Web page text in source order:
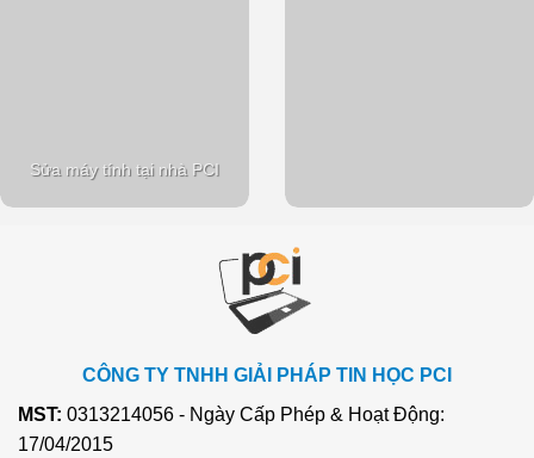
Sửa máy tính tại nhà PCI
CÔNG TY TNHH GIẢI PHÁP TIN HỌC PCI
MST: 0313214056 - Ngày Cấp Phép & Hoạt Động:
17/04/2015